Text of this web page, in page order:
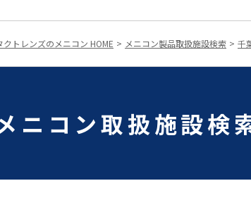
クトレンズのメニコン HOME メニコン製品取扱施設検索 千
ニコン取扱施設検